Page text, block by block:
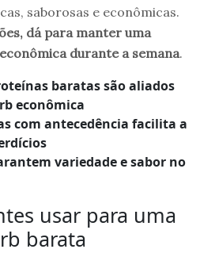
saborosas e econômicas.
dá para manter uma
durante a semana.
baratas são aliados
econômica
com antecedência facilita a
variedade e sabor no
usar para uma
barata